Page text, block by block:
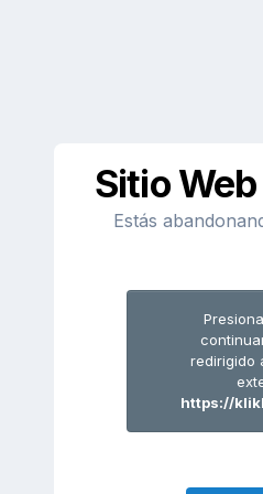
Sitio
Estás
redirigido
https://